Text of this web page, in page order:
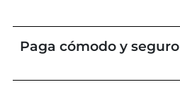
Paga cómodo y seguro